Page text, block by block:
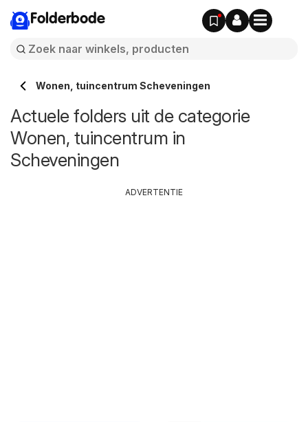
Folderbode
Wonen, tuincentrum Scheveningen
Actuele folders uit de categorie
Wonen, tuincentrum in
Scheveningen
ADVERTENTIE